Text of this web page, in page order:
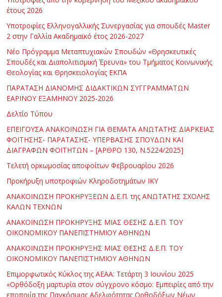
έτους 2026
Υποτροφίες Ελληνογαλλικής Συνεργασίας για σπουδές Master
2 στην Γαλλία Ακαδημαϊκό έτος 2026-2027
Νέο Πρόγραμμα Μεταπτυχιακών Σπουδών «Θρησκευτικές
Σπουδές και Διαπολιτισμική Έρευνα» του Τμήματος Κοινωνικής
Θεολογίας και Θρησκειολογίας ΕΚΠΑ
ΠΑΡΑΤΑΣΗ ΔΙΑΝΟΜΗΣ ΔΙΔΑΚΤΙΚΩΝ ΣΥΓΓΡΑΜΜΑΤΩΝ
ΕΑΡΙΝΟΥ ΕΞΑΜΗΝΟΥ 2025-2026
Δελτίο Τύπου
ΕΠΕΙΓΟΥΣΑ ΑΝΑΚΟΙΝΩΣΗ ΓΙΑ ΘΕΜΑΤΑ ΑΝΩΤΑΤΗΣ ΔΙΑΡΚΕΙΑΣ
ΦΟΙΤΗΣΗΣ- ΠΑΡΑΤΑΣΗΣ- ΥΠΕΡΒΑΣΗΣ ΣΠΟΥΔΩΝ ΚΑΙ
ΔΙΑΓΡΑΦΩΝ ΦΟΙΤΗΤΩΝ – [ΑΡΘΡΟ 130, Ν.5224/2025]
Τελετή ορκωμοσίας αποφοίτων Φεβρουαρίου 2026
Προκήρυξη υποτροφιών Κληροδοτημάτων ΙΚΥ
ΑΝΑΚΟΙΝΩΣΗ ΠΡΟΚΗΡΥΞΕΩΝ Δ.Ε.Π. της ΑΝΩΤΑΤΗΣ ΣΧΟΛΗΣ
ΚΑΛΩΝ ΤΕΧΝΩΝ
ΑΝΑΚΟΙΝΩΣΗ ΠΡΟΚΗΡΥΞΗΣ ΜΙΑΣ ΘΕΣΗΣ Δ.Ε.Π. ΤΟΥ
ΟΙΚΟΝΟΜΙΚΟΥ ΠΑΝΕΠΙΣΤΗΜΙΟΥ ΑΘΗΝΩΝ
ΑΝΑΚΟΙΝΩΣΗ ΠΡΟΚΗΡΥΞΗΣ ΜΙΑΣ ΘΕΣΗΣ Δ.Ε.Π. ΤΟΥ
ΟΙΚΟΝΟΜΙΚΟΥ ΠΑΝΕΠΙΣΤΗΜΙΟΥ ΑΘΗΝΩΝ
Επιμορφωτικός Κύκλος της ΑΕΑΑ: Τετάρτη 3 Ιουνίου 2025
«Ορθόδοξη μαρτυρία στον σύγχρονο κόσμο: Εμπειρίες από την
εποποιία της Παγκόσμιας Αδελφότητας Ορθοδόξων Νέων